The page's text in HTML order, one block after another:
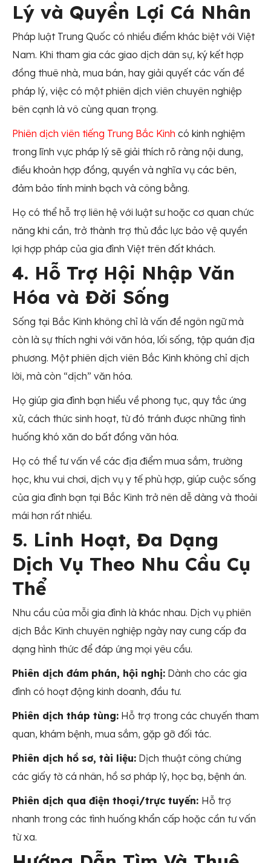
Lý và Quyền Lợi Cá Nhân
Pháp luật Trung Quốc có nhiều điểm khác biệt với Việt
Nam. Khi tham gia các giao dịch dân sự, ký kết hợp
đồng thuê nhà, mua bán, hay giải quyết các vấn đề
pháp lý, việc có một phiên dịch viên chuyên nghiệp
bên cạnh là vô cùng quan trọng.
Phiên dịch viên tiếng Trung Bắc Kinh có kinh nghiệm
trong lĩnh vực pháp lý sẽ giải thích rõ ràng nội dung,
điều khoản hợp đồng, quyền và nghĩa vụ các bên,
đảm bảo tính minh bạch và công bằng.
Họ có thể hỗ trợ liên hệ với luật sư hoặc cơ quan chức
năng khi cần, trở thành trợ thủ đắc lực bảo vệ quyền
lợi hợp pháp của gia đình Việt trên đất khách.
4. Hỗ Trợ Hội Nhập Văn
Hóa và Đời Sống
Sống tại Bắc Kinh không chỉ là vấn đề ngôn ngữ mà
còn là sự thích nghi với văn hóa, lối sống, tập quán địa
phương. Một phiên dịch viên Bắc Kinh không chỉ dịch
lời, mà còn “dịch” văn hóa.
Họ giúp gia đình bạn hiểu về phong tục, quy tắc ứng
xử, cách thức sinh hoạt, từ đó tránh được những tình
huống khó xăn do bất đồng văn hóa.
Họ có thể tư vấn về các địa điểm mua sắm, trường
học, khu vui chơi, dịch vụ y tế phù hợp, giúp cuộc sống
của gia đình bạn tại Bắc Kinh trở nên dễ dàng và thoải
mái hơn rất nhiều.
5. Linh Hoạt, Đa Dạng
Dịch Vụ Theo Nhu Cầu Cụ
Thể
Nhu cầu của mỗi gia đình là khác nhau. Dịch vụ phiên
dịch Bắc Kinh chuyên nghiệp ngày nay cung cấp đa
dạng hình thức để đáp ứng mọi yêu cầu.
Phiên dịch đám phán, hội nghị: Dành cho các gia
đình có hoạt động kinh doanh, đầu tư.
Phiên dịch tháp tùng: Hỗ trợ trong các chuyến tham
quan, khám bệnh, mua sắm, gặp gỡ đối tác.
Phiên dịch hồ sơ, tài liệu: Dịch thuật công chứng
các giấy tờ cá nhân, hồ sơ pháp lý, học bạ, bệnh án.
Phiên dịch qua điện thoại/trực tuyến: Hỗ trợ
nhanh trong các tình huống khẩn cấp hoặc cần tư vấn
từ xa.